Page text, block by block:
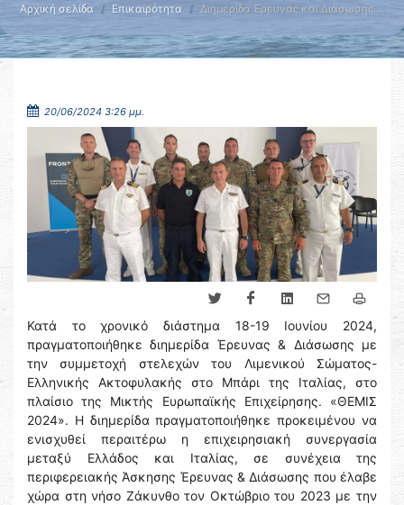
Αρχική σελίδα Επικαιρότητα Διημερίδα Έρευνας και Διάσωσης …
20/06/2024 3:26 μμ.
Κατά το χρονικό διάστημα 18-19 Ιουνίου 2024,
πραγματοποιήθηκε διημερίδα Έρευνας & Διάσωσης με
την συμμετοχή στελεχών του Λιμενικού Σώματος-
Ελληνικής Ακτοφυλακής στο Μπάρι της Ιταλίας, στο
πλαίσιο της Μικτής Ευρωπαϊκής Επιχείρησης. «ΘΕΜΙΣ
2024». Η διημερίδα πραγματοποιήθηκε προκειμένου να
ενισχυθεί περαιτέρω η επιχειρησιακή συνεργασία
μεταξύ Ελλάδος και Ιταλίας, σε συνέχεια της
περιφερειακής Άσκησης Έρευνας & Διάσωσης που έλαβε
χώρα στη νήσο Ζάκυνθο τον Οκτώβριο του 2023 με την